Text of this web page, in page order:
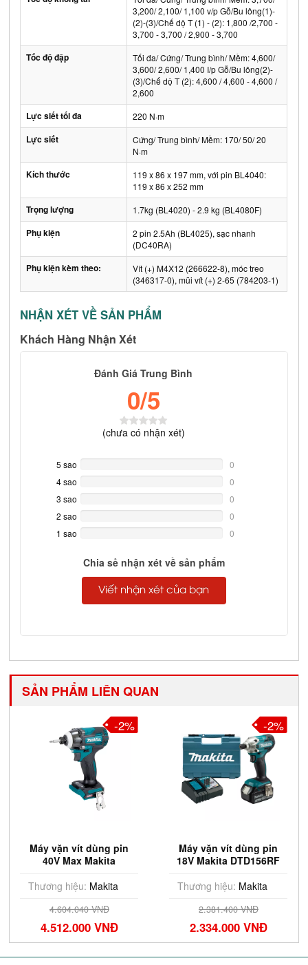
3,200/ 2,100/ 1,100 v/p Gỗ/Bu lông(1)-
(2)-(3)/Chế dộ T (1) - (2): 1,800 /2,700 -
3,700 - 3,700 / 2,900 - 3,700
Tốc độ đập
Tối đa/ Cứng/ Trung bình/ Mềm: 4,600/
3,600/ 2,600/ 1,400 I/p Gỗ/Bu lông(2)-
(3)/Chế dộ T (2): 4,600 / 4,600 - 4,600 /
2,600
Lực siết tối đa 220 N·m
Lực siết
Cứng/ Trung bình/ Mềm: 170/ 50/ 20
N·m
Kích thước
119 x 86 x 197 mm, với pin BL4040:
119 x 86 x 252 mm
Trọng lượng 1.7kg (BL4020) - 2.9 kg (BL4080F)
Phụ kiện
2 pin 2.5Ah (BL4025), sạc nhanh
(DC40RA)
Phụ kiện kèm theo:
Vít (+) M4X12 (266622-8), móc treo
(346317-0), mũi vít (+) 2-65 (784203-1)
NHẬN XÉT VỀ SẢN PHẨM
Khách Hàng Nhận Xét
Đánh Giá Trung Bình
0/5
(chưa có nhận xét)
5 sao
Complete
0
4 sao
Complete
0
3 sao
Complete
0
2 sao
Complete
0
1 sao
0
Chia sẻ nhận xét về sản phẩm
Viết nhận xét của bạn
SẢN PHẨM LIÊN QUAN
Máy vặn vít dùng pin
40V Max Makita
Thương hiệu: Makita
4.604.040 VNĐ
4.512.000 VNĐ
-2%
Máy vặn vít dùng pin
18V Makita DTD156RF
Thương hiệu: Makita
2.381.400 VNĐ
2.334.000 VNĐ
-2%